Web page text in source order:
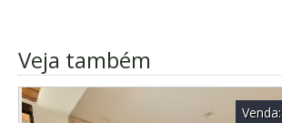
Veja também
Venda: